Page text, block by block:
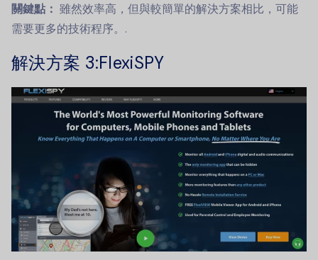
關鍵點： 雖然效率高，但與較簡單的解決方案相比，可能
需要更多的技術程序。.
解決方案 3:FlexiSPY